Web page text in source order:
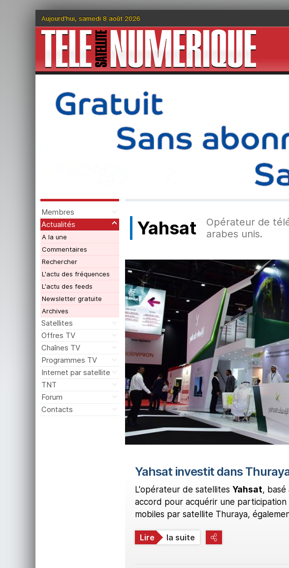
Aujourd'hui, samedi 8 août 2026
Membres
Actualités
A la une
Commentaires
Rechercher
L'actu des fréquences
L'actu des feeds
Newsletter gratuite
Archives
Satellites
Offres TV
Chaînes TV
Programmes TV
Internet par satellite
TNT
Forum
Contacts
Yahsat
Opérateur de
arabes unis.
Yahsat investit dans
L'opérateur de satellites Yahsat, basé
accord pour acquérir une
mobiles par satellite Thuraya,
Lire la suite